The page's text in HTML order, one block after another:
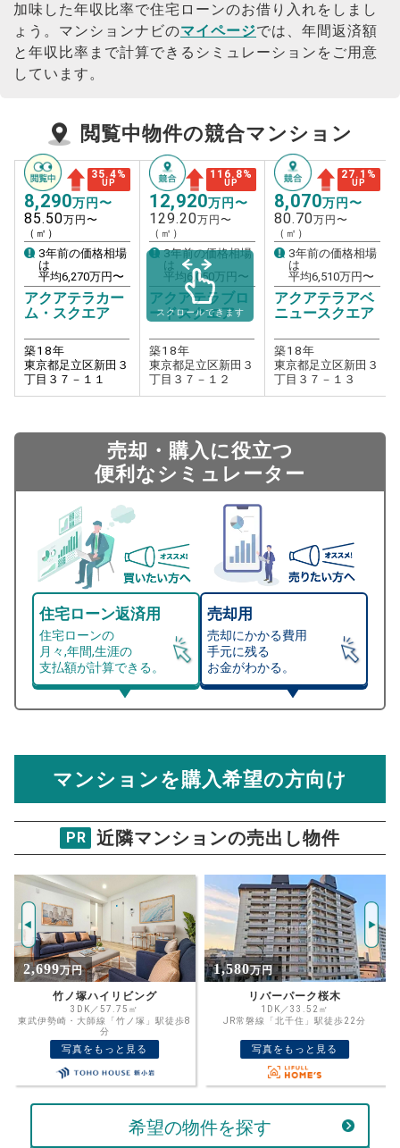
加味した年収比率で住宅ローンのお借り入れをしまし
ょう。 マンションナビのマイページでは、年間返済額
と年収比率まで計算できるシミュレーションをご用意
しています。
閲覧中物件の競合マンション
35.4%
UP
8,290万円〜
85.50万円〜
（㎡）
3年前の価格相場
は
平均6,270万円〜
アクアテラカー
ム・スクエア
築18年
東京都足立区新田３
丁目３７－１１
116.8%
UP
12,920万円〜
129.20万円〜
（㎡）
3年前の価格相場
は
平均6,050万円〜
アクアテラブロ
ードスクエア
築18年
東京都足立区新田３
丁目３７－１２
27.1 %
UP
8,070万円〜
80.70万円〜
（㎡）
3年前の価格相場
は
平均6,510万円〜
アクアテラアベ
ニュースクエア
築18年
東京都足立区新田３
丁目３７－１３
スクロールできます
売却・購入に役立つ
便利なシミュレーター
住宅ローン返済用
住宅ローンの
月々,年間,生涯の
支払額が計算できる。
売却用
売却にかかる費用
手元に残る
お金がわかる。
総支払額シミュレーション
物件価格
万円
ご希望の
返済期間
年
住宅ローン
金利
%
ボーナス
返済金額
万円
万円
マンション売却シミュレーター
アクアテラカーム・スクエア
試算条件 97㎡・9階
推定売却価格：8062万円
資金計画のために査定額や希望売却価
格を入力して活用するのもおすすめ◎
売却価格
計算する
マンションを購入希望の方向け
PR 近隣マンションの売出し物件
1,580万円
リバーパーク桜木
1DK／33.52㎡
JR常磐線「北千住」駅徒歩22分
写真をもっと見る
2,650万円
グランヴィア綾瀬
2DK／35.91㎡
東京地下鉄千代田線「北綾瀬」駅徒歩3
写真をもっと見る
希望の物件を探す